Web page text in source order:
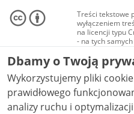
Treści tekstowe
wyłączeniem
na licencji typu
- na tych
Materiały
audio i wideo, są
Creative
niekomercyjne -
NC-ND 4.0), o
Dbamy o Twoją
Wykorzystujemy pliki
prawidłowego
analizy ruchu i optymalizacji